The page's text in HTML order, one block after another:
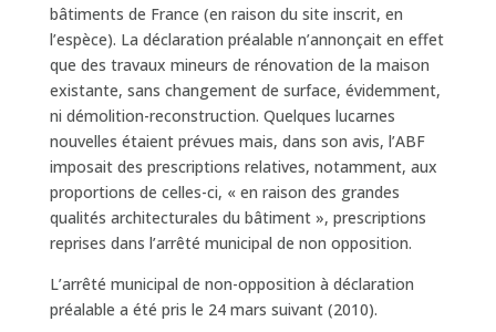
bâtiments de France (en raison du site inscrit, en
l’espèce). La déclaration préalable n’annonçait en effet
que des travaux mineurs de rénovation de la maison
existante, sans changement de surface, évidemment,
ni démolition-reconstruction. Quelques lucarnes
nouvelles étaient prévues mais, dans son avis, l’ABF
imposait des prescriptions relatives, notamment, aux
proportions de celles-ci, « en raison des grandes
qualités architecturales du bâtiment », prescriptions
reprises dans l’arrêté municipal de non opposition.
L’arrêté municipal de non-opposition à déclaration
préalable a été pris le 24 mars suivant (2010).